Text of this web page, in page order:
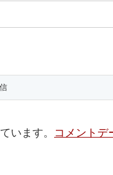
います。 コメントデ